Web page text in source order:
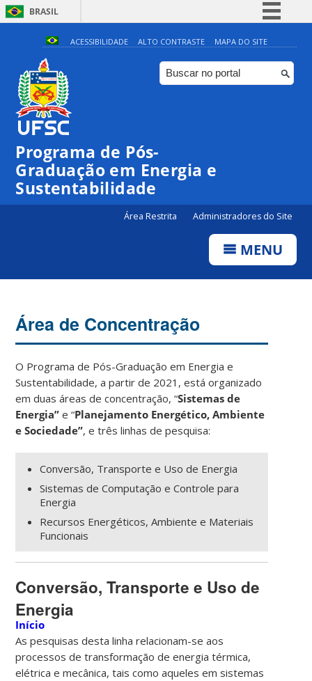
BRASIL
Simplifique!
Comunica BR
Participe
ACESSIBILIDADE ALTO CONTRASTE MAPA DO SITE
Programa de Pós-
Graduação em Energia e
Sustentabilidade
Área Restrita Administradores do Site
MENU
Área de Concentração
O Programa de Pós-Graduação em Energia e
Sustentabilidade, a partir de 2021, está organizado
em duas áreas de concentração, “Sistemas de
Energia” e “Planejamento Energético, Ambiente
e Sociedade”,e três linhas de pesquisa:
Conversão, Transporte e Uso de Energia
Sistemas de Computação e Controle para
Energia
Recursos Energéticos, Ambiente e Materiais
Funcionais
Conversão, Transporte e Uso de
Energia
Início
As pesquisas desta linha relacionam-se aos
processos de transformação de energia térmica,
elétrica e mecânica, tais como aqueles em sistemas